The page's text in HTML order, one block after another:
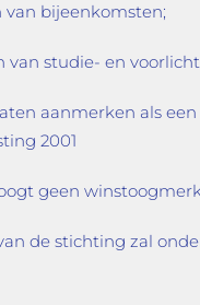
van bijeenkomsten;
van studie- en
aanmerken als
2001
geen
de stichting zal